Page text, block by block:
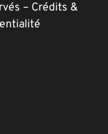
– Crédits &